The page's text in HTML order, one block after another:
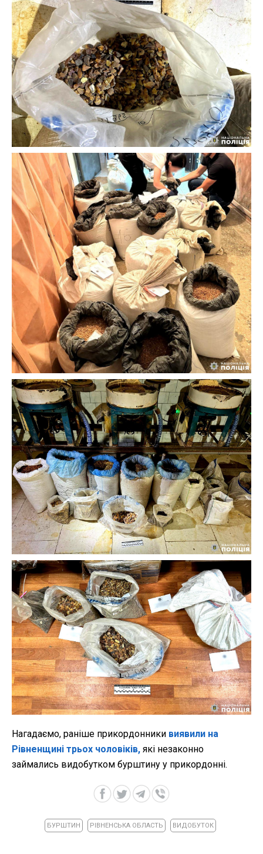
Нагадаємо, раніше прикордонники виявили на
Рівненщині трьох чоловіків, які незаконно
займались видобутком бурштину у прикордонні.
БУРШТИН РІВНЕНСЬКА ОБЛАСТЬ ВИДОБУТОК